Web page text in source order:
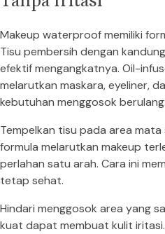
Makeup waterproof memiliki
Tisu pembersih dengan
efektif mengangkatnya. Oil-
melarutkan maskara, eyeliner,
kebutuhan menggosok berulang.
Tempelkan tisu pada area mata
formula melarutkan makeup
perlahan satu arah. Cara ini
tetap sehat.
Hindari menggosok area yang
kuat dapat membuat kulit